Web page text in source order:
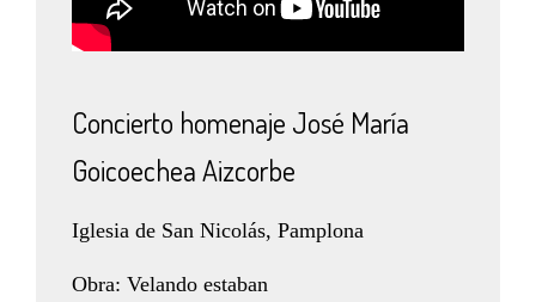
Concierto homenaje José María
Goicoechea Aizcorbe
Iglesia de San Nicolás, Pamplona
Obra: Velando estaban